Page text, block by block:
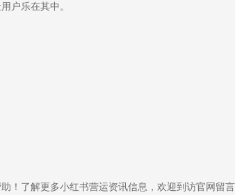
户乐在其中。
！了解更多小红书营运资讯信息，欢迎到访官网留